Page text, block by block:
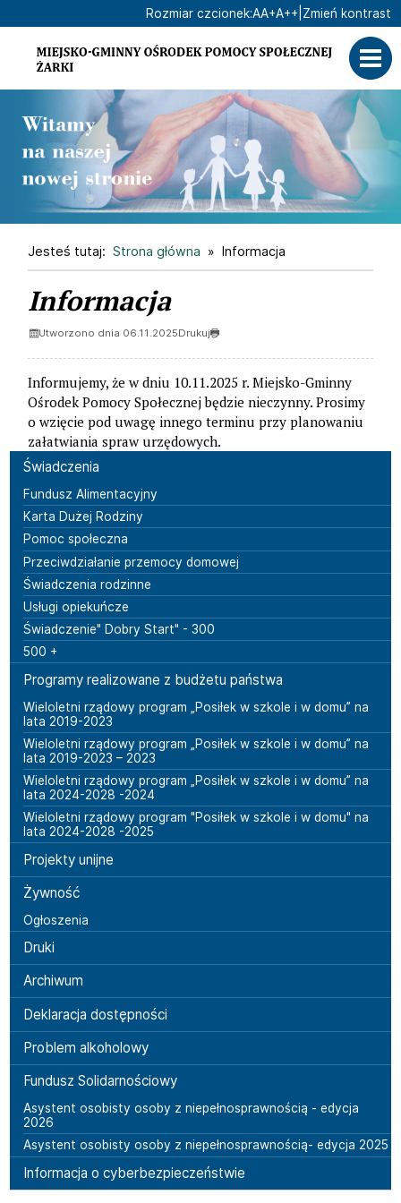
Przejdź do głównej treści Przejdź do wyszukiwarki
Rozmiar czcionek:Ustaw domyślną
AUstaw większą
A+Ustaw największą
A++ Zmień kontrast
Jesteś tutaj: Strona główna Informacja
Informacja
Utworzono dnia 06.11.2025Drukuj
Informujemy, że w dniu 10.11.2025 r. Miejsko-Gminny
Ośrodek Pomocy Społecznej będzie nieczynny. Prosimy
o wzięcie pod uwagę innego terminu przy planowaniu
załatwiania spraw urzędowych.
Menu boczne
Świadczenia
Fundusz Alimentacyjny
Karta Dużej Rodziny
Pomoc społeczna
Przeciwdziałanie przemocy domowej
Świadczenia rodzinne
Usługi opiekuńcze
Świadczenie" Dobry Start" - 300
500 +
Programy realizowane z budżetu państwa
Wieloletni rządowy program „Posiłek w szkole i w domu” na
lata 2019-2023
Wieloletni rządowy program „Posiłek w szkole i w domu” na
lata 2019-2023 – 2023
Wieloletni rządowy program „Posiłek w szkole i w domu” na
lata 2024-2028 -2024
Wieloletni rządowy program "Posiłek w szkole i w domu" na
lata 2024-2028 -2025
Projekty unijne
Żywność
Ogłoszenia
Druki
Archiwum
Deklaracja dostępności
Problem alkoholowy
Fundusz Solidarnościowy
Asystent osobisty osoby z niepełnosprawnością - edycja
2026
Asystent osobisty osoby z niepełnosprawnością- edycja 2025
Informacja o cyberbezpieczeństwie